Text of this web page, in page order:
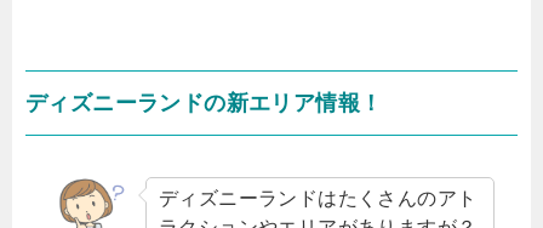
ディズニーランドの新エリア情報！
ディズニーランドはたくさんのアト